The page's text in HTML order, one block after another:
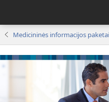
Medicininės informacijos paketai